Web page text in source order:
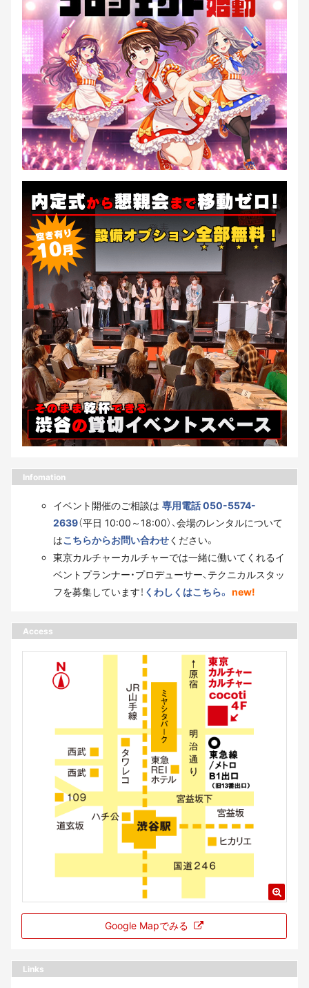
Infomation
イベント開催のご相談は 専用電話 050-5574-
2639（平日 10:00～18:00）、会場のレンタルについて
はこちらからお問い合わせください。
東京カルチャーカルチャーでは一緒に働いてくれるイ
ベントプランナー・プロデューサー、テクニカルスタッ
フを募集しています！ くわしくはこちら。 new!
Access
Google Mapでみる
Links